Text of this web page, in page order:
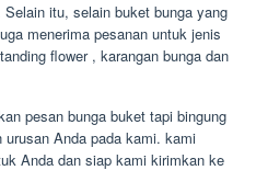
itu, selain buket bunga yang
menerima pesanan untuk jenis
flower , karangan bunga dan
pesan bunga buket tapi bingung
Anda pada kami. kami
Anda dan siap kami kirimkan ke